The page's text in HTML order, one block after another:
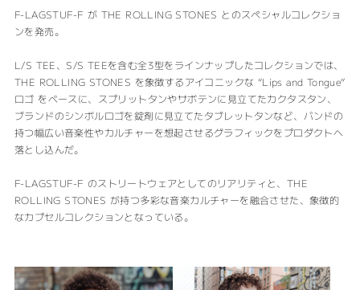
F-LAGSTUF-F が THE ROLLING STONES とのスペシャルコレクショ
ンを発売。
L/S TEE、S/S TEEを含む全3型をラインナップしたコレクションでは、
THE ROLLING STONES を象徴するアイコニックな “Lips and Tongue”
ロゴ をベースに、スプリットタンやサボテンに見立てたカクタスタン、
ブランドのシンボルロゴを錠剤に見立てたタブレットタンなど、バンドの
持つ幅広い音楽性やカルチャーを想起させるグラフィックをプロダクトへ
落とし込んだ。
F-LAGSTUF-F のストリートウェアとしてのリアリティと、THE
ROLLING STONES が持つ多彩な音楽カルチャーを融合させた、象徴的
なカプセルコレクションとなっている。